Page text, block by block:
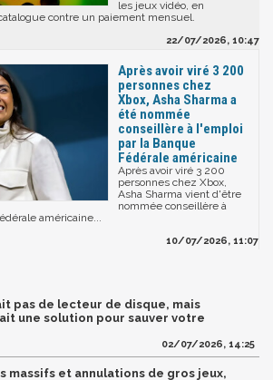
les jeux vidéo, en
contre un paiement mensuel.
22/07/2026, 10:47
Après avoir viré 3 200
personnes chez
Xbox, Asha Sharma a
été nommée
conseillère à l'emploi
par la Banque
Fédérale américaine
Après avoir viré 3 200
personnes chez Xbox,
Asha Sharma vient d'être
nommée conseillère à
américaine...
10/07/2026, 11:07
pas de lecteur de disque, mais
une solution pour sauver votre
02/07/2026, 14:25
massifs et annulations de gros jeux,